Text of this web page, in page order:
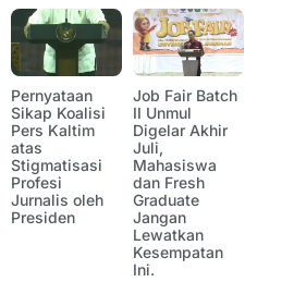
Pernyataan
Sikap Koalisi
Pers Kaltim
atas
Stigmatisasi
Profesi
Jurnalis oleh
Presiden
Job Fair Batch
II Unmul
Digelar Akhir
Juli,
Mahasiswa
dan Fresh
Graduate
Jangan
Lewatkan
Kesempatan
Ini.